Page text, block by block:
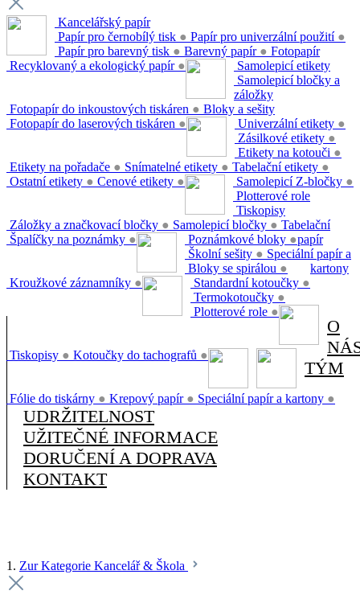
Kancelářský papír
Papír pro černobílý tisk ● Papír pro univerzální použití ●
Papír pro barevný tisk ● Barevný papír ●
Recyklovaný a ekologický papír ●
Fotopapír
Fotopapír do inkoustových tiskáren ●
Fotopapír do laserových tiskáren ●
Samolepicí etikety
Univerzální etikety ●
Zásilkové etikety ●
Etikety na kotouči ●
Etikety na pořadače ● Snímatelné etikety ● Tabelační etikety ●
Ostatní etikety ● Cenové etikety ●
Samolepicí bločky a
záložky
Samolepicí Z-bločky ●
Záložky a značkovací bločky ● Samolepicí bločky ●
Špalíčky na poznámky ●
Bloky a sešity
Poznámkové bloky ●
Školní sešity ●
Bloky se spirálou ●
Kroužkové záznamníky ●
Plotterové role
Standardní kotoučky ●
Termokotoučky ●
Plotterové role ●
Tiskopisy
Tiskopisy ● Kotoučky do tachografů ●
Tabelační
papír
Speciální papír a
kartony
Fólie do tiskárny ● Krepový papír ● Speciální papír a kartony ●
O
TÝM
UDRŽITELNOST
UŽITEČNÉ INFORMACE
DORUČENÍ A DOPRAVA
KONTAKT
1. Zur Kategorie Kancelář & Škola